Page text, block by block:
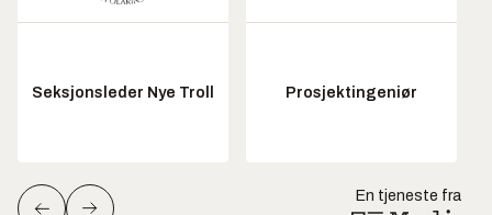
Seksjonsleder Nye Troll Prosjektingeniør
En tjeneste fra